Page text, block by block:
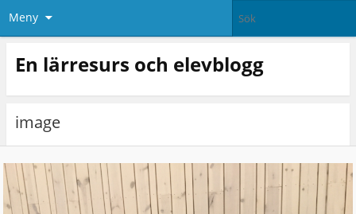
Meny
En lärresurs och elevblogg
image